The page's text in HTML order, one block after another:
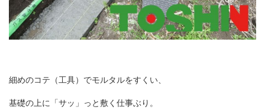
細めのコテ（工具）でモルタルをすくい、
基礎の上に「サッ」っと敷く仕事ぶり。